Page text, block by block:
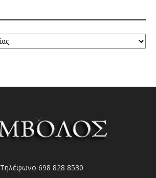
Τηλέφωνο 698 828 8530